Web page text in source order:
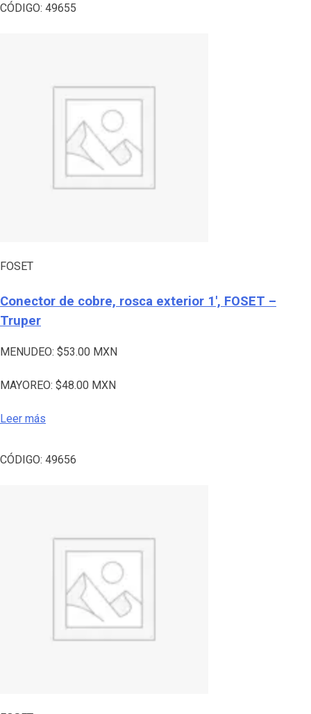
CÓDIGO: 49655
FOSET
Conector de cobre, rosca exterior 1′, FOSET –
Truper
MENUDEO: $53.00 MXN
MAYOREO: $48.00 MXN
Leer más
CÓDIGO: 49656